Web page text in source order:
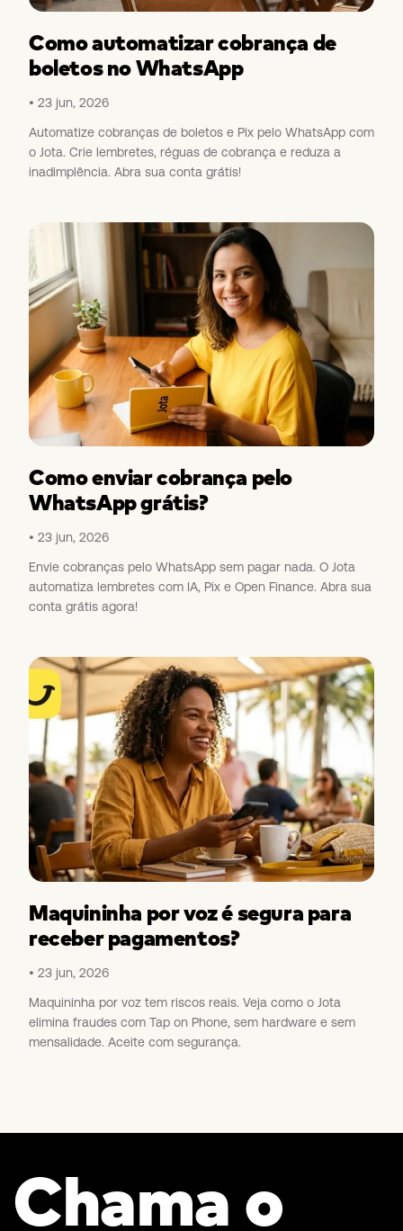
Como automatizar cobrança de
boletos no WhatsApp
23 jun, 2026
Automatize cobranças de boletos e Pix pelo WhatsApp com
o Jota. Crie lembretes, réguas de cobrança e reduza a
inadimplência. Abra sua conta grátis!
Como enviar cobrança pelo
WhatsApp grátis?
23 jun, 2026
Envie cobranças pelo WhatsApp sem pagar nada. O Jota
automatiza lembretes com IA, Pix e Open Finance. Abra sua
conta grátis agora!
Maquininha por voz é segura para
receber pagamentos?
23 jun, 2026
Maquininha por voz tem riscos reais. Veja como o Jota
elimina fraudes com Tap on Phone, sem hardware e sem
mensalidade. Aceite com segurança.
Chama o